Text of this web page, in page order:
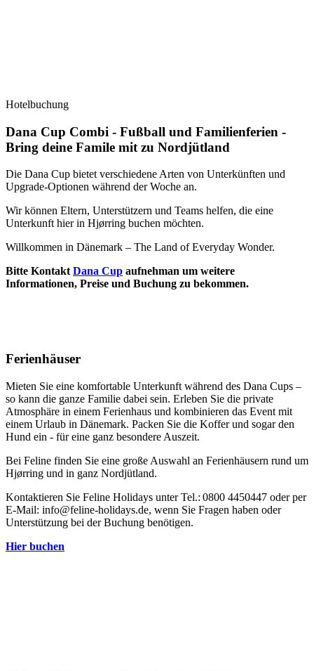
Hotelbuchung
Dana Cup Combi - Fußball und Familienferien -
Bring deine Famile mit zu Nordjütland
Die Dana Cup bietet verschiedene Arten von Unterkünften und
Upgrade-Optionen während der Woche an.
Wir können Eltern, Unterstützern und Teams helfen, die eine
Unterkunft hier in Hjørring buchen möchten.
Willkommen in Dänemark – The Land of Everyday Wonder.
Bitte Kontakt Dana Cup aufnehman um weitere
Informationen, Preise und Buchung zu bekommen.
Ferienhäuser
Mieten Sie eine komfortable Unterkunft während des Dana Cups –
so kann die ganze Familie dabei sein. Erleben Sie die private
Atmosphäre in einem Ferienhaus und kombinieren das Event mit
einem Urlaub in Dänemark. Packen Sie die Koffer und sogar den
Hund ein - für eine ganz besondere Auszeit.
Bei Feline finden Sie eine große Auswahl an Ferienhäusern rund um
Hjørring und in ganz Nordjütland.
Kontaktieren Sie Feline Holidays unter Tel.: 0800 4450447 oder per
E-Mail: info@feline-holidays.de, wenn Sie Fragen haben oder
Unterstützung bei der Buchung benötigen.
Hier buchen